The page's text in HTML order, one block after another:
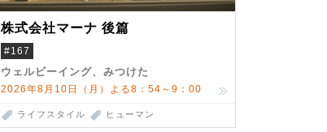
株式会社マーナ 後篇
#167
ウェルビーイング、みつけた
2026年8月10日（月）よる8：54～9：00
ライフスタイル ヒューマン